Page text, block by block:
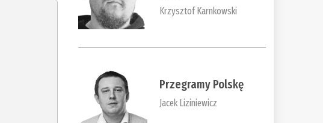
Krzysztof Karnkowski
Przegramy Polskę
Jacek Liziniewicz